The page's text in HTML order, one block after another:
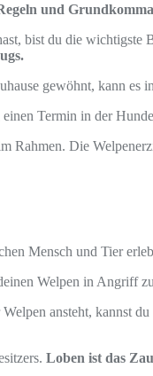
und
bist du die
gewöhnt, kann es
Termin in der
Rahmen. Die
Mensch und Tier
Welpen in Angriff
ansteht, kannst
Loben ist das